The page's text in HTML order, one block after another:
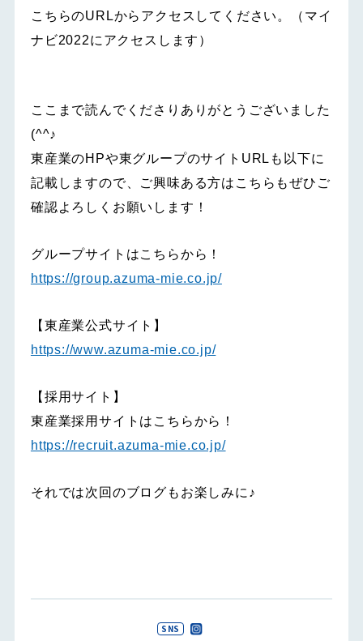
こちらのURLからアクセスしてください。（マイ
ナビ2022にアクセスします）
ここまで読んでくださりありがとうございました
(^^♪
東産業のHPや東グループのサイトURLも以下に
記載しますので、ご興味ある方はこちらもぜひご
確認よろしくお願いします！
グループサイトはこちらから！
https://group.azuma-mie.co.jp/
【東産業公式サイト】
https://www.azuma-mie.co.jp/
【採用サイト】
東産業採用サイトはこちらから！
https://recruit.azuma-mie.co.jp/
それでは次回のブログもお楽しみに♪
SNS